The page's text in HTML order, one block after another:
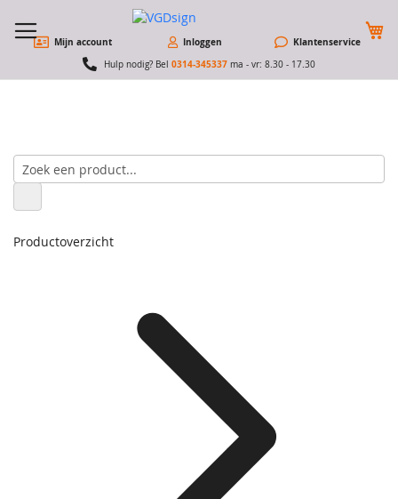
Mijn account Inloggen Klantenservice
Hulp nodig? Bel 0314-345337 ma - vr: 8.30 - 17.30
Productoverzicht